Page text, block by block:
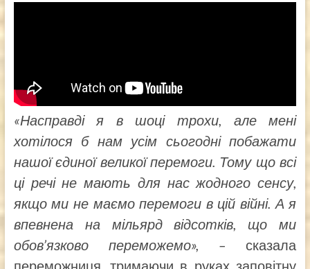
«Насправді я в шоці трохи, але мені
хотілося б нам усім сьогодні побажати
нашої єдиної великої перемоги. Тому що всі
ці речі не мають для нас жодного сенсу,
якщо ми не маємо перемоги в цій війні. А я
впевнена на мільярд відсотків, що ми
обов’язково переможемо», – сказала